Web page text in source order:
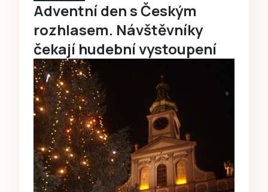
Adventní den s Českým
rozhlasem. Návštěvníky
čekají hudební vystoupení